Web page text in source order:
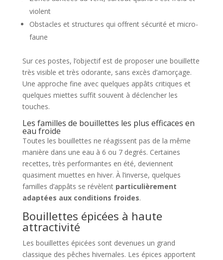
violent
Obstacles et structures qui offrent sécurité et micro-
faune
Sur ces postes, l’objectif est de proposer une bouillette
très visible et très odorante, sans excès d’amorçage.
Une approche fine avec quelques appâts critiques et
quelques miettes suffit souvent à déclencher les
touches.
Les familles de bouillettes les plus efficaces en
eau froide
Toutes les bouillettes ne réagissent pas de la même
manière dans une eau à 6 ou 7 degrés. Certaines
recettes, très performantes en été, deviennent
quasiment muettes en hiver. À l’inverse, quelques
familles d’appâts se révèlent particulièrement
adaptées aux conditions froides.
Bouillettes épicées à haute
attractivité
Les bouillettes épicées sont devenues un grand
classique des pêches hivernales. Les épices apportent